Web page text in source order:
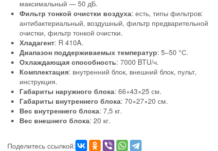
максимальный — 50 дБ.
Фильтр тонкой очистки воздуха: есть, типы фильтров:
антибактериальный, воздушный, фильтр предварительной
очистки, фильтр тонкой очистки.
Хладагент: R 410A.
Диапазон поддерживаемых температур: 5–50 °С.
Охлаждающая способность: 7000 BTU/ч.
Комплектация: внутренний блок, внешний блок, пульт,
инструкция.
Габариты наружного блока: 66×43×25 см.
Габариты внутреннего блока: 70×27×20 см.
Вес внутреннего блока: 7,5 кг.
Вес внешнего блока: 20 кг.
Поделитесь ссылкой: